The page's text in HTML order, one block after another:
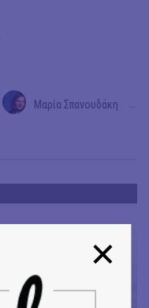
Μαρία Σπανουδάκη